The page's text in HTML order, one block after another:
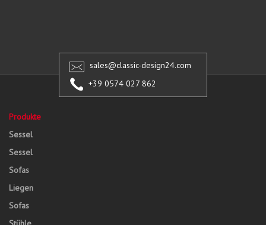
sales@classic-design24.com
+39 0574 027 862
Produkte
Sessel
Sessel
Sofas
Liegen
Sofas